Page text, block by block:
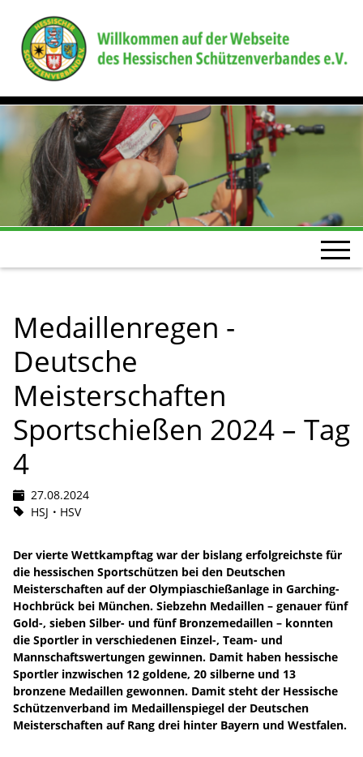
Medaillenregen -
Deutsche
Meisterschaften
Sportschießen 2024 – Tag
4
27.08.2024
HSJ
HSV
Der vierte Wettkampftag war der bislang erfolgreichste für
die hessischen Sportschützen bei den Deutschen
Meisterschaften auf der Olympiaschießanlage in Garching-
Hochbrück bei München. Siebzehn Medaillen – genauer fünf
Gold-, sieben Silber- und fünf Bronzemedaillen – konnten
die Sportler in verschiedenen Einzel-, Team- und
Mannschaftswertungen gewinnen. Damit haben hessische
Sportler inzwischen 12 goldene, 20 silberne und 13
bronzene Medaillen gewonnen. Damit steht der Hessische
Schützenverband im Medaillenspiegel der Deutschen
Meisterschaften auf Rang drei hinter Bayern und Westfalen.